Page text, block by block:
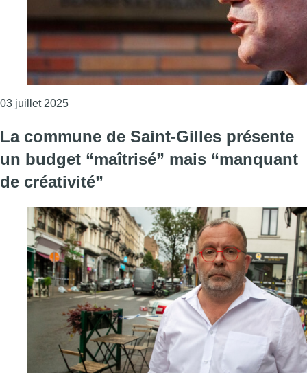
03 juillet 2025Consulter l'article "Faute de gouvernement
La commune de Saint-Gilles présente
un budget “maîtrisé” mais “manquant
de créativité”